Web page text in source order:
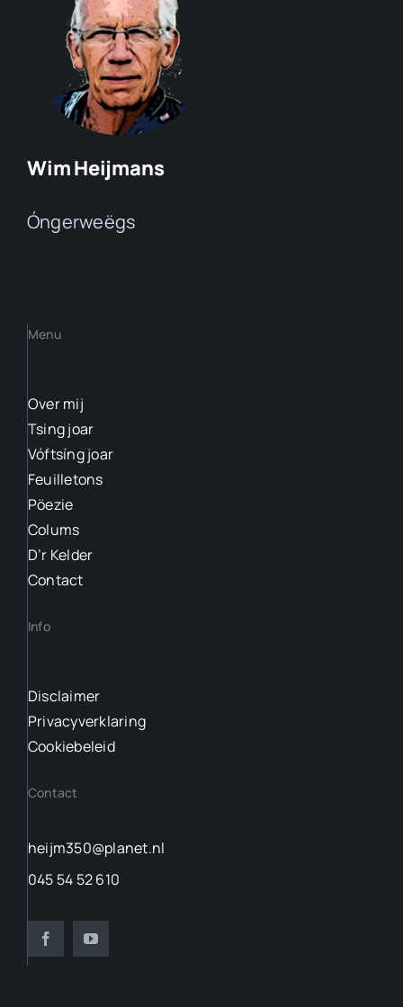
Wim Heijmans
Óngerweëgs
Menu
Over mij
Tsing joar
Vóftsíng joar
Feuilletons
Pöezie
Colums
D’r Kelder
Contact
Info
Disclaimer
Privacyverklaring
Cookiebeleid
Contact
heijm350@planet.nl
045 54 52 610